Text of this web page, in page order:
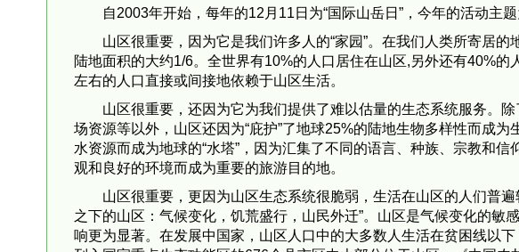
自2003年开始，每年的12月11日为“国际山岳日”，今年的活动主题
山区很重要，因为它是我们许多人的“家园”。在我们人类所寄居
陆地面积的大约1/6。全世界有10%的人口居住在山区,另外还有40%
左右的人口直接或间接地依赖于山区生活。
山区很重要，还因为它为我们提供了难以估量的生态系统服务。
场资源等以外，山区还因为“庇护”了地球25%的陆地生物多样性而成为
水资源而成为地球的“水塔”，因为汇集了不同的语言、种族、宗教和
观和良好的环境而成为重要的旅游目的地。
山区很重要，更因为山区生态系统很脆弱，生活在山区的人们普
之下的山区：气候变化，饥荒盛行，山民外迁”。山区是气候变化的敏
响更为显著。在发展中国家，山区人口中的大多数人生活在贫困线以